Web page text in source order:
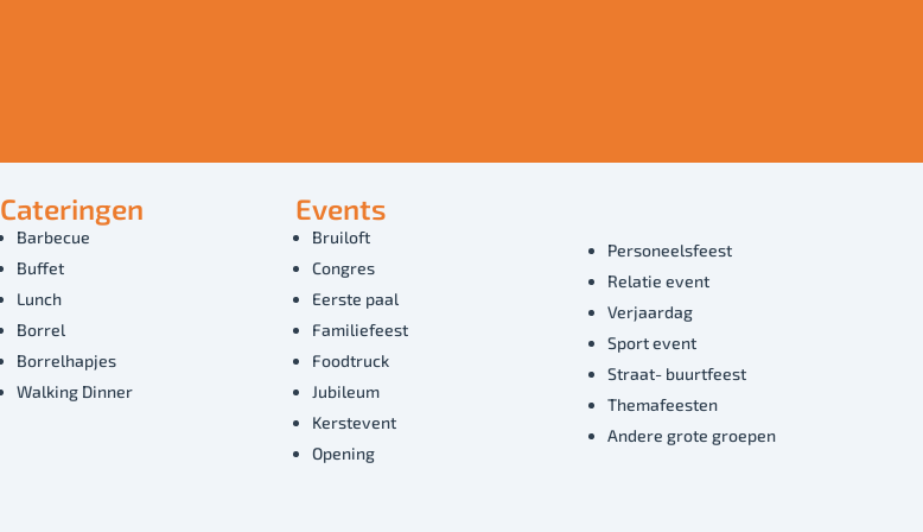
Cateringen
Barbecue
Buffet
Lunch
Borrel
Borrelhapjes
Walking Dinner
Events
Bruiloft
Congres
Eerste paal
Familiefeest
Foodtruck
Jubileum
Kerstevent
Opening
Personeelsfeest
Relatie event
Verjaardag
Sport event
Straat- buurtfeest
Themafeesten
Andere grote groepen